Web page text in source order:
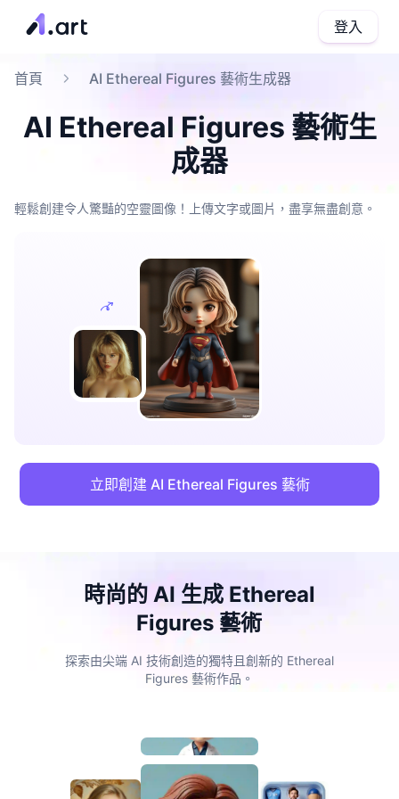
登入
首頁 AI Ethereal Figures 藝術生成器
AI Ethereal Figures 藝術生
成器
輕鬆創建令人驚豔的空靈圖像！上傳文字或圖片，盡享無盡創意。
立即創建 AI Ethereal Figures 藝術
時尚的 AI 生成 Ethereal
Figures 藝術
探索由尖端 AI 技術創造的獨特且創新的 Ethereal
Figures 藝術作品。